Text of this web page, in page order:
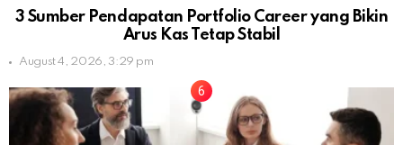
3 Sumber Pendapatan Portfolio Career yang Bikin
Arus Kas Tetap Stabil
August 4, 2026, 3:29 pm